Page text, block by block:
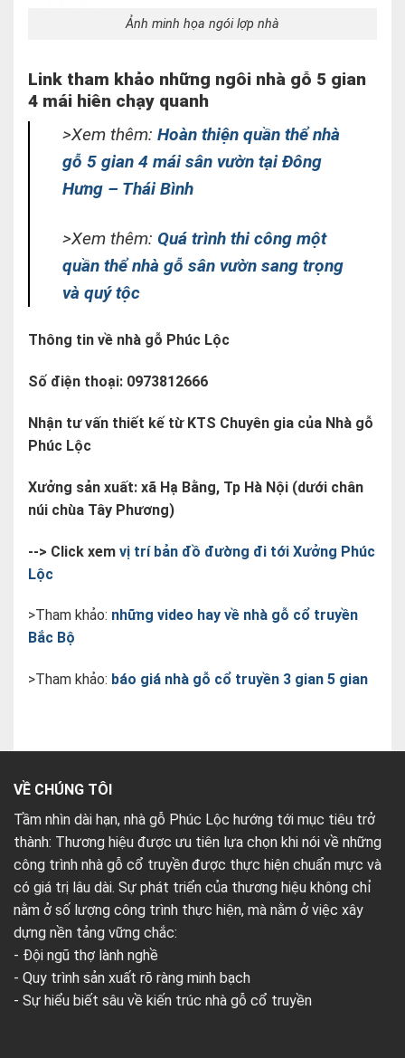
Ảnh minh họa ngói lợp nhà
Link tham khảo những ngôi nhà gỗ 5 gian
4 mái hiên chạy quanh
>Xem thêm: Hoàn thiện quần thể nhà
gỗ 5 gian 4 mái sân vườn tại Đông
Hưng – Thái Bình
>Xem thêm: Quá trình thi công một
quần thể nhà gỗ sân vườn sang trọng
và quý tộc
Thông tin về nhà gỗ Phúc Lộc
Số điện thoại: 0973812666
Nhận tư vấn thiết kế từ KTS Chuyên gia của Nhà gỗ
Phúc Lộc
Xưởng sản xuất: xã Hạ Bằng, Tp Hà Nội (dưới chân
núi chùa Tây Phương)
--> Click xem vị trí bản đồ đường đi tới Xưởng Phúc
Lộc
>Tham khảo: những video hay về nhà gỗ cổ truyền
Bắc Bộ
>Tham khảo: báo giá nhà gỗ cổ truyền 3 gian 5 gian
VỀ CHÚNG TÔI
Tầm nhìn dài hạn, nhà gỗ Phúc Lộc hướng tới mục tiêu trở
thành: Thương hiệu được ưu tiên lựa chọn khi nói về những
công trình nhà gỗ cổ truyền được thực hiện chuẩn mực và
có giá trị lâu dài. Sự phát triển của thương hiệu không chỉ
nằm ở số lượng công trình thực hiện, mà nằm ở việc xây
dựng nền tảng vững chắc:
- Đội ngũ thợ lành nghề
- Quy trình sản xuất rõ ràng minh bạch
- Sự hiểu biết sâu về kiến trúc nhà gỗ cổ truyền